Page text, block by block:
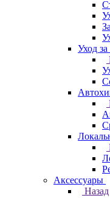
Уход
Аксессуары
Назад